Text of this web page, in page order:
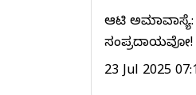
ಆಟಿ
23 Jul 2025